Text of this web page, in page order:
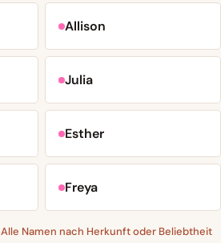
Allison
Julia
Esther
Freya
Alle Namen nach Herkunft oder Beliebtheit